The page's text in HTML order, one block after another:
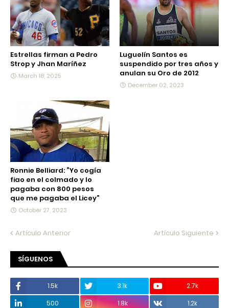
Estrellas firman a Pedro
Strop y Jhan Maríñez
March 18, 2025
Luguelín Santos es
suspendido por tres años y
anulan su Oro de 2012
December 02, 2023
Ronnie Belliard: “Yo cogía
fiao en el colmado y lo
pagaba con 800 pesos
que me pagaba el Licey”
October 27, 2023
Artículo Anterior Artículo Siguiente
SÍGUENOS
1.5k 3.1k
2.7k
500
1.8k 1.2k